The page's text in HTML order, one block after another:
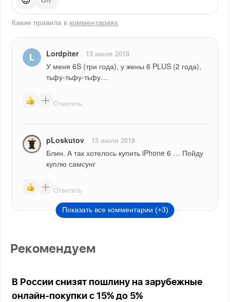
Какие правила в комментариях
Lordpiter 13 июля 2018
У меня 6S (три года), у жены 6 PLUS (2 года),
тьфу-тьфу-тьфу…
Ответить
pLoskutov 13 июля 2018
Блин. А так хотелось купить iPhone 6 … Пойду
куплю самсунг
Ответить
Показать все комментарии (+3)
Рекомендуем
В России снизят пошлину на зарубежные
онлайн-покупки с 15% до 5%